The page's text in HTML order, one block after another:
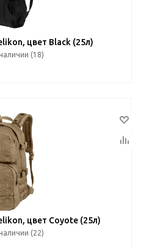
цвет Black (25л)
(18)
цвет Coyote (25л)
(22)